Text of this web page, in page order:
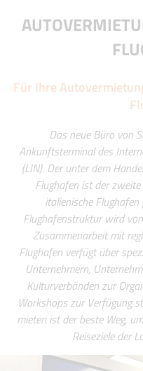
Für Ihre
Das neue Büro von
Ankunftsterminal des
(LIN). Der unter dem
Flughafen ist der
italienische
Flughafenstruktur wird
Zusammenarbeit mit
Flughafen verfügt über
Unternehmern,
Kulturverbänden zur
Workshops zur Verfügung
mieten ist der beste Weg,
Reiseziele der